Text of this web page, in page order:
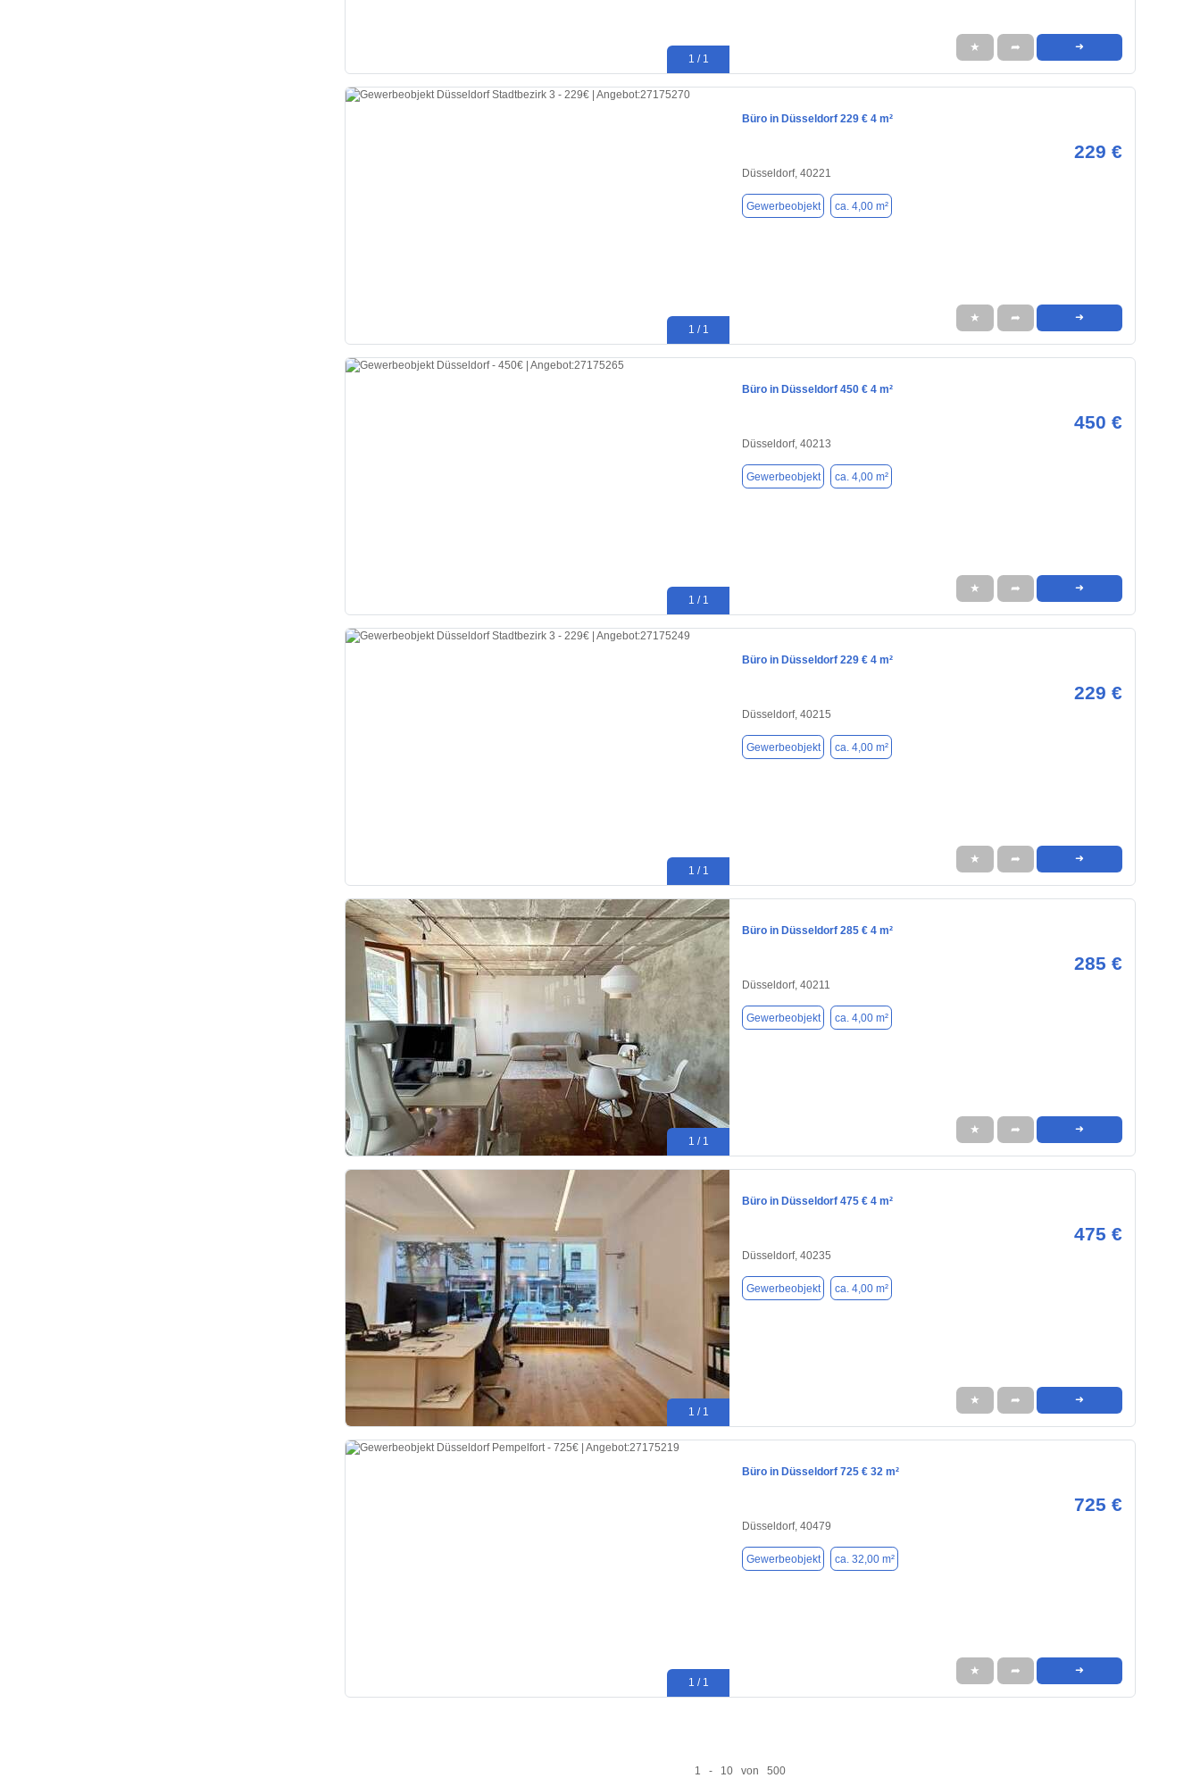
1 / 1
★ ➦ ➜
1 / 1
Büro in Düsseldorf 229 € 4 m²
229 €
Düsseldorf, 40221
Gewerbeobjekt ca. 4,00 m²
★ ➦ ➜
1 / 1
Büro in Düsseldorf 450 € 4 m²
450 €
Düsseldorf, 40213
Gewerbeobjekt ca. 4,00 m²
★ ➦ ➜
1 / 1
Büro in Düsseldorf 229 € 4 m²
229 €
Düsseldorf, 40215
Gewerbeobjekt ca. 4,00 m²
★ ➦ ➜
1 / 1
Büro in Düsseldorf 285 € 4 m²
285 €
Düsseldorf, 40211
Gewerbeobjekt ca. 4,00 m²
★ ➦ ➜
1 / 1
Büro in Düsseldorf 475 € 4 m²
475 €
Düsseldorf, 40235
Gewerbeobjekt ca. 4,00 m²
★ ➦ ➜
1 / 1
Büro in Düsseldorf 725 € 32 m²
725 €
Düsseldorf, 40479
Gewerbeobjekt ca. 32,00 m²
★ ➦ ➜
1 - 10 von 500